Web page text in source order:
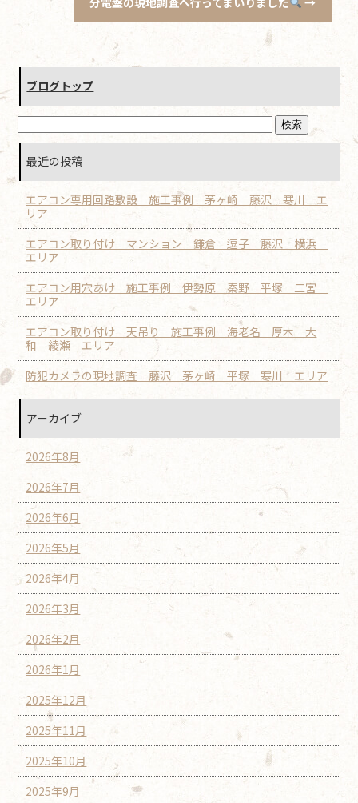
ブログトップ
最近の投稿
エアコン専用回路敷設 施工事例 茅ヶ崎 藤沢 寒川 エ
リア
エアコン取り付け マンション 鎌倉 逗子 藤沢 横浜
エリア
エアコン用穴あけ 施工事例 伊勢原 秦野 平塚 二宮
エリア
エアコン取り付け 天吊り 施工事例 海老名 厚木 大
和 綾瀬 エリア
防犯カメラの現地調査 藤沢 茅ヶ崎 平塚 寒川 エリア
アーカイブ
2026年8月
2026年7月
2026年6月
2026年5月
2026年4月
2026年3月
2026年2月
2026年1月
2025年12月
2025年11月
2025年10月
2025年9月